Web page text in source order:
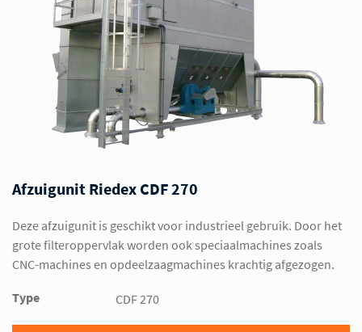
Afzuigunit Riedex CDF 270
Deze afzuigunit is geschikt voor industrieel gebruik. Door het
grote filteroppervlak worden ook speciaalmachines zoals
CNC-machines en opdeelzaagmachines krachtig afgezogen.
Type CDF 270